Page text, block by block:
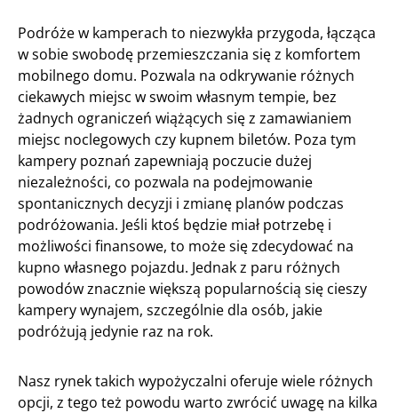
Podróże w kamperach to niezwykła przygoda, łącząca
w sobie swobodę przemieszczania się z komfortem
mobilnego domu. Pozwala na odkrywanie różnych
ciekawych miejsc w swoim własnym tempie, bez
żadnych ograniczeń wiążących się z zamawianiem
miejsc noclegowych czy kupnem biletów. Poza tym
kampery poznań zapewniają poczucie dużej
niezależności, co pozwala na podejmowanie
spontanicznych decyzji i zmianę planów podczas
podróżowania. Jeśli ktoś będzie miał potrzebę i
możliwości finansowe, to może się zdecydować na
kupno własnego pojazdu. Jednak z paru różnych
powodów znacznie większą popularnością się cieszy
kampery wynajem, szczególnie dla osób, jakie
podróżują jedynie raz na rok.
Nasz rynek takich wypożyczalni oferuje wiele różnych
opcji, z tego też powodu warto zwrócić uwagę na kilka